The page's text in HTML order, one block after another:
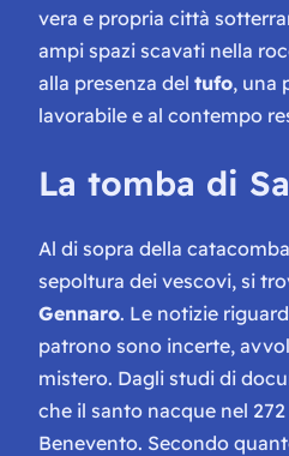
vera e propria città
ampi spazi scavati nella
alla presenza del tufo, una
lavorabile e al contempo
La tomba di
Al di sopra della
sepoltura dei vescovi, si
Gennaro. Le notizie
patrono sono incerte,
mistero. Dagli studi di
che il santo nacque nel
Benevento. Secondo